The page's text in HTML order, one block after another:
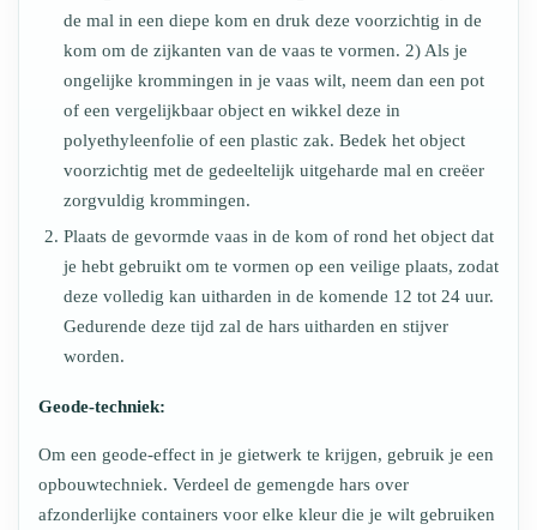
de mal in een diepe kom en druk deze voorzichtig in de
kom om de zijkanten van de vaas te vormen. 2) Als je
ongelijke krommingen in je vaas wilt, neem dan een pot
of een vergelijkbaar object en wikkel deze in
polyethyleenfolie of een plastic zak. Bedek het object
voorzichtig met de gedeeltelijk uitgeharde mal en creëer
zorgvuldig krommingen.
Plaats de gevormde vaas in de kom of rond het object dat
je hebt gebruikt om te vormen op een veilige plaats, zodat
deze volledig kan uitharden in de komende 12 tot 24 uur.
Gedurende deze tijd zal de hars uitharden en stijver
worden.
Geode-techniek:
Om een geode-effect in je gietwerk te krijgen, gebruik je een
opbouwtechniek. Verdeel de gemengde hars over
afzonderlijke containers voor elke kleur die je wilt gebruiken